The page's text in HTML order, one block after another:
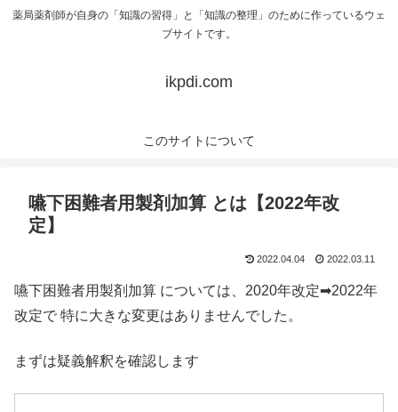
薬局薬剤師が自身の「知識の習得」と「知識の整理」のために作っているウェ
ブサイトです。
ikpdi.com
このサイトについて
嚥下困難者用製剤加算 とは【2022年改
定】
2022.04.04 2022.03.11
嚥下困難者用製剤加算 については、2020年改定➡2022年
改定で 特に大きな変更はありませんでした。
まずは疑義解釈を確認します